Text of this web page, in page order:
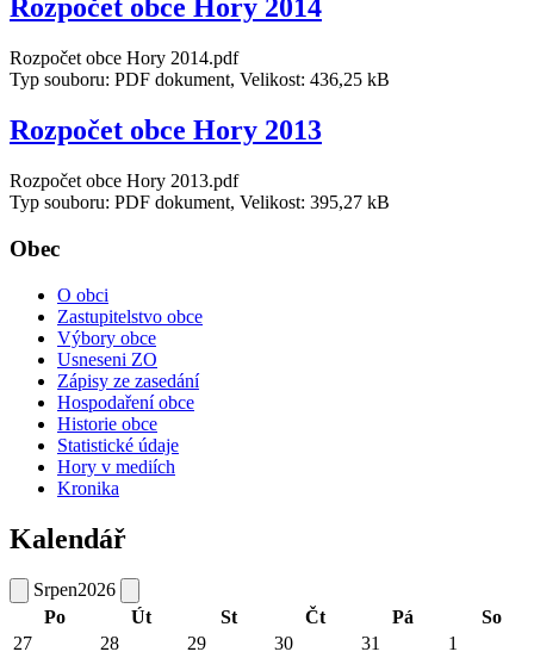
Rozpočet obce Hory 2014
Rozpočet obce Hory 2014.pdf
Typ souboru: PDF dokument, Velikost: 436,25 kB
Rozpočet obce Hory 2013
Rozpočet obce Hory 2013.pdf
Typ souboru: PDF dokument, Velikost: 395,27 kB
Obec
O obci
Zastupitelstvo obce
Výbory obce
Usneseni ZO
Zápisy ze zasedání
Hospodaření obce
Historie obce
Statistické údaje
Hory v mediích
Kronika
Kalendář
Srpen2026
Po
Út St Čt Pá
So
27
28 29 30 31 1